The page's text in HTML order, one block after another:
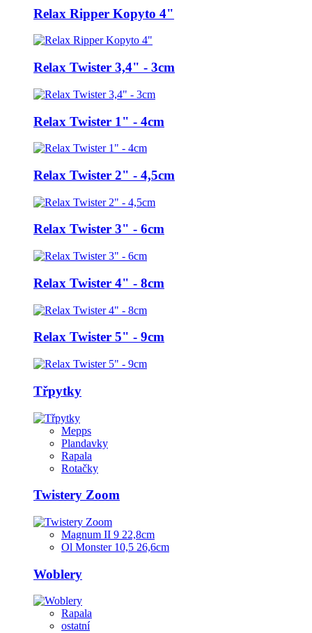
Relax Ripper Kopyto 4"
Relax Twister 3,4" - 3cm
Relax Twister 1" - 4cm
Relax Twister 2" - 4,5cm
Relax Twister 3" - 6cm
Relax Twister 4" - 8cm
Relax Twister 5" - 9cm
Třpytky
Mepps
Plandavky
Rapala
Rotačky
Twistery Zoom
Magnum II 9 22,8cm
Ol Monster 10,5 26,6cm
Woblery
Rapala
ostatní